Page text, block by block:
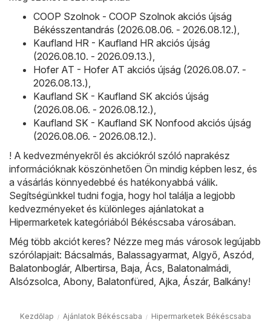
COOP Szolnok - COOP Szolnok akciós újság
Békésszentandrás (2026.08.06. - 2026.08.12.)
Kaufland HR - Kaufland HR akciós újság
(2026.08.10. - 2026.09.13.)
Hofer AT - Hofer AT akciós újság (2026.08.07. -
2026.08.13.)
Kaufland SK - Kaufland SK akciós újság
(2026.08.06. - 2026.08.12.)
Kaufland SK - Kaufland SK Nonfood akciós újság
(2026.08.06. - 2026.08.12.).
! A kedvezményekről és akciókról szóló naprakész
információknak köszönhetően Ön mindig képben lesz, és
a vásárlás könnyedebbé és hatékonyabbá válik.
Segítségünkkel tudni fogja, hogy hol találja a legjobb
kedvezményeket és különleges ajánlatokat a
Hipermarketek kategóriából Békéscsaba városában.
Még több akciót keres? Nézze meg más városok legújabb
szórólapjait: Bácsalmás Balassagyarmat Algyő Aszód
Balatonboglár, Albertirsa Baja Ács Balatonalmádi
Alsózsolca Abony, Balatonfüred Ajka Ászár, Balkány!
Kezdőlap Ajánlatok Békéscsaba Hipermarketek Békéscsaba